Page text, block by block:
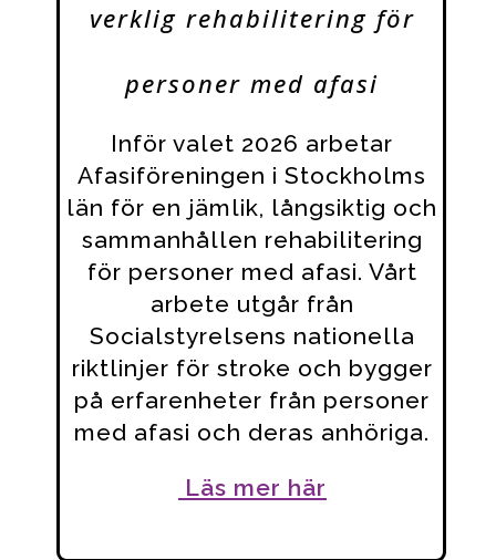
verklig rehabilitering för
personer med afasi
Inför valet 2026 arbetar
Afasiföreningen i Stockholms
län för en jämlik, långsiktig och
sammanhållen rehabilitering
för personer med afasi. Vårt
arbete utgår från
Socialstyrelsens nationella
riktlinjer för stroke och bygger
på erfarenheter från personer
med afasi och deras anhöriga.
Läs mer här